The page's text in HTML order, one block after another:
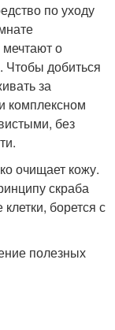
по уходу
о
Чтобы добиться
за
комплексном
без
очищает кожу.
скраба
борется с
полезных